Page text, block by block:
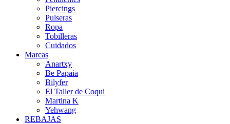
Piercings
Pulseras
Ropa
Tobilleras
Cuidados
Marcas
Anartxy
Be Papaia
Bilyfer
El Taller de Coqui
Martina K
Yehwang
REBAJAS